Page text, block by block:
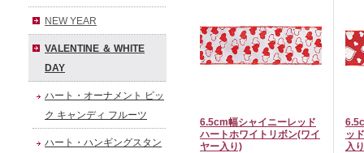
NEW YEAR
VALENTINE ＆ WHITE
DAY
ハート・オーナメント ピッ
ク キャンディ フルーツ
ハート・ハンギングスタン
6.5cm幅シャイニーレッド
ハートホワイトリボン(ワイ
ヤー入り)
ッ
入